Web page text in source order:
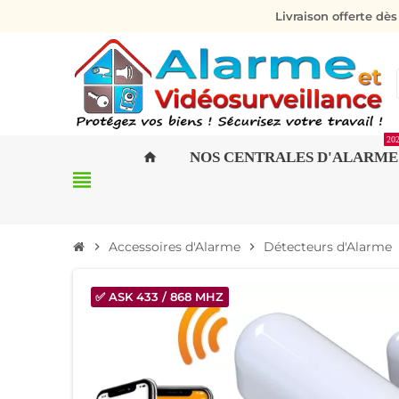
Livraison offerte
view_headline
home NOS CENTRALES D'ALARME
chevron_right Accessoires d'Alarme chevron_right Détecteurs d'Alarme
✅ ASK 433 / 868 MHZ